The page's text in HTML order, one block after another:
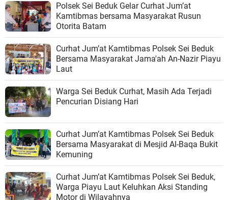
Polsek Sei Beduk Gelar Curhat Jum’at
Kamtibmas bersama Masyarakat Rusun
Otorita Batam
Curhat Jum’at Kamtibmas Polsek Sei Beduk
Bersama Masyarakat Jama'ah An-Nazir Piayu
Laut
Warga Sei Beduk Curhat, Masih Ada Terjadi
Pencurian Disiang Hari
Curhat Jum’at Kamtibmas Polsek Sei Beduk
Bersama Masyarakat di Mesjid Al-Baqa Bukit
Kemuning
Curhat Jum’at Kamtibmas Polsek Sei Beduk,
Warga Piayu Laut Keluhkan Aksi Standing
Motor di Wilayahnya